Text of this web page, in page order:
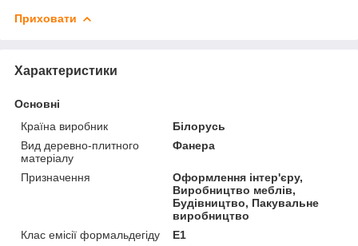
Приховати
Характеристики
Основні
Країна виробник
Білорусь
Вид деревно-плитного
матеріалу
Фанера
Призначення
Оформлення інтер'єру,
Виробництво меблів,
Будівництво, Пакувальне
виробництво
Клас емісії формальдегіду
Е1